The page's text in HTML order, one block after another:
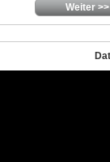
Weiter >>